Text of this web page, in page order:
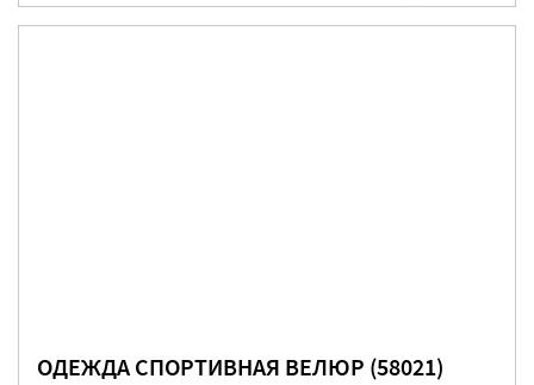
ОДЕЖДА СПОРТИВНАЯ ВЕЛЮР (58021)